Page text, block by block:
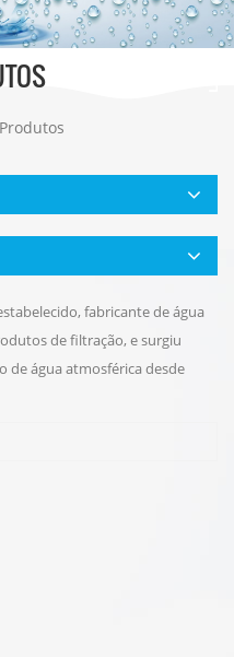
Produtos
fabricante de água
de filtração, e surgiu
de água atmosférica desde